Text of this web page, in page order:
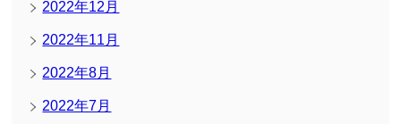
2022年12月
2022年11月
2022年8月
2022年7月